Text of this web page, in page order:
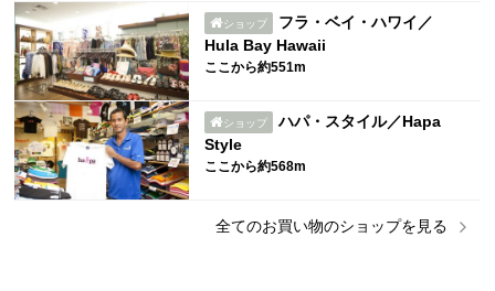
ショップ
フラ・ベイ・ハワイ／
Hula Bay Hawaii
ここから約551m
ショップ
ハパ・スタイル／Hapa
Style
ここから約568m
全てのお買い物のショップを見る